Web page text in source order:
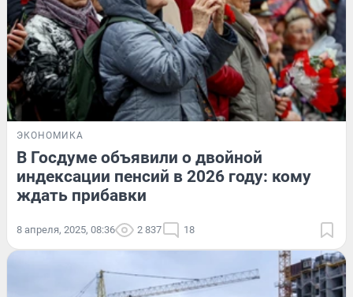
ЭКОНОМИКА
В Госдуме объявили о двойной
индексации пенсий в 2026 году: кому
ждать прибавки
8 апреля, 2025, 08:36 2 837 18